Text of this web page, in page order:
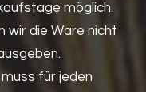
möglich.
wir die Ware nicht
für jeden